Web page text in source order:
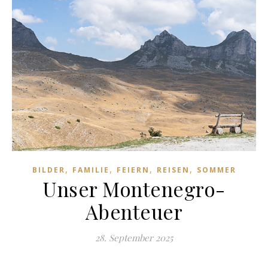
BILDER, FAMILIE , FEIERN , REISEN , SOMMER
Unser Montenegro-
Abenteuer
28. September 2025